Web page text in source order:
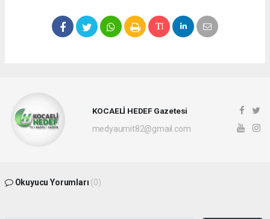
KOCAELİ HEDEF Gazetesi
medyaumit82@gmail.com
Okuyucu Yorumları (0)